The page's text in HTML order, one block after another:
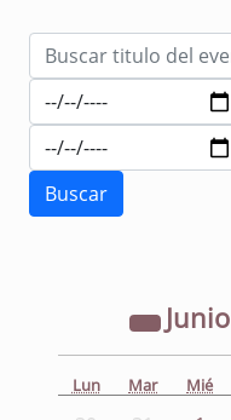
Junio
Lun Mar Mié